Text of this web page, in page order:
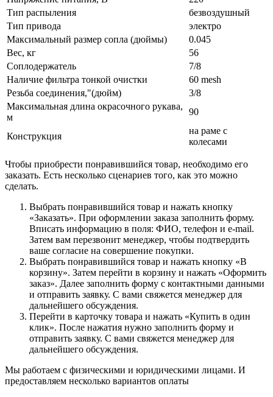
Тип распыления
безвоздушный
Тип привода
электро
Максимальный размер сопла (дюймы)
0.045
Вес, кг
56
Соплодержатель
7/8
Наличие фильтра тонкой очистки
60 mesh
Резьба соединения,"(дюйм)
3/8
Максимальная длина окрасочного рукава,
м
90
Конструкция
на раме с
колесами
Чтобы приобрести понравившийся товар, необходимо его
заказать. Есть несколько сценариев того, как это можно
сделать.
Выбрать понравившийся товар и нажать кнопку
«Заказать». При оформлении заказа заполнить форму.
Вписать информацию в поля: ФИО, телефон и e-mail.
Затем вам перезвонит менеджер, чтобы подтвердить
ваше согласие на совершение покупки.
Выбрать понравившийся товар и нажать кнопку «В
корзину». Затем перейти в корзину и нажать «Оформить
заказ». Далее заполнить форму с контактными данными
и отправить заявку. С вами свяжется менеджер для
дальнейшего обсуждения.
Перейти в карточку товара и нажать «Купить в один
клик». После нажатия нужно заполнить форму и
отправить заявку. С вами свяжется менеджер для
дальнейшего обсуждения.
Мы работаем с физическими и юридическими лицами. И
предоставляем несколько вариантов оплаты